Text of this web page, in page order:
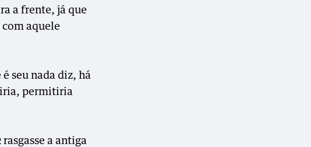
a frente, já que
aquele
seu nada diz, há
permitiria
a antiga